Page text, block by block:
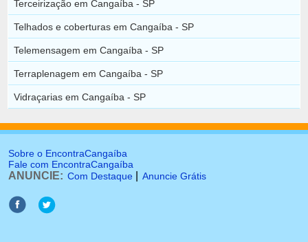
Terceirização em Cangaíba - SP
Telhados e coberturas em Cangaíba - SP
Telemensagem em Cangaíba - SP
Terraplenagem em Cangaíba - SP
Vidraçarias em Cangaíba - SP
Sobre o EncontraCangaíba
Fale com EncontraCangaíba
ANUNCIE: Com Destaque Anuncie Grátis